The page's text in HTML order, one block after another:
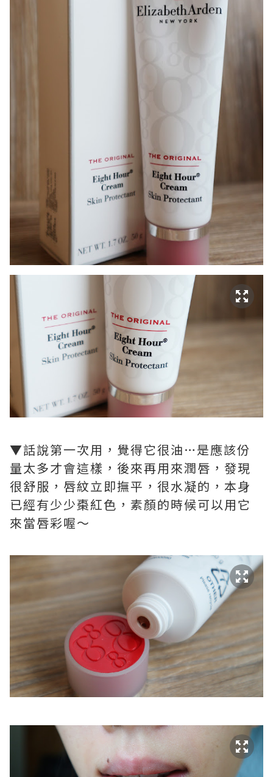
▼話說第一次用，覺得它很油…是應該份
量太多才會這樣，後來再用來潤唇，發現
很舒服，唇紋立即撫平，很水凝的，本身
已經有少少棗紅色，素顏的時候可以用它
來當唇彩喔～